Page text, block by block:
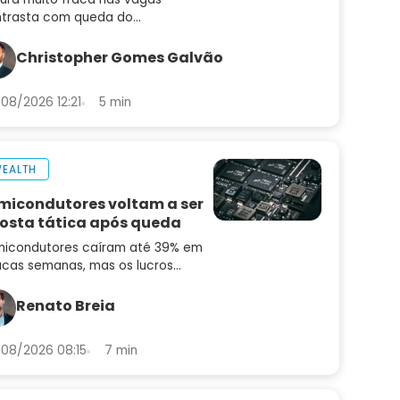
com queda do
Christopher Gomes Galvão
2026 12:21 5 min
voltam a ser
tática após queda
caíram até 39% em
semanas, mas os lucros
pode ser uma oportunidade
Renato Breia
2026 08:15 7 min